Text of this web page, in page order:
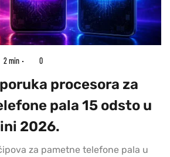
2 min 0
procesora za
pala 15 odsto u
2026.
za pametne telefone pala u